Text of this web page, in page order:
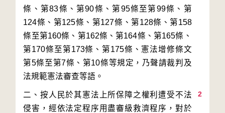
條、第83條、第90條、第95條至第99條、第
124條、第125條、第127條、第128條、第158
條至第160條、第162條、第164條、第165條、
第170條至第173條、第175條、憲法增修條文
第5條至第7條、第10條等規定，乃聲請裁判及
2
二、按人民於其憲法上所保障之權利遭受不法
侵害，經依法定程序用盡審級救濟程序，對於